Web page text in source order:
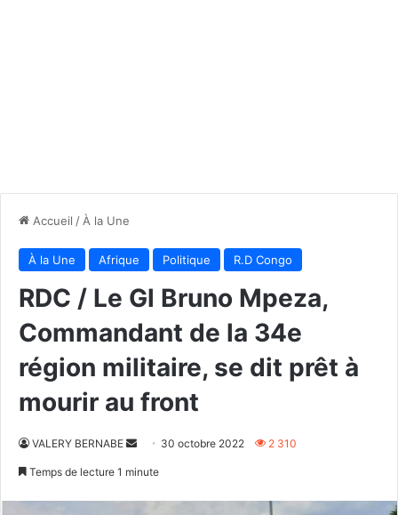
Accueil / À la Une
À la Une Afrique Politique R.D Congo
RDC / Le Gl Bruno Mpeza,
Commandant de la 34e
région militaire, se dit prêt à
mourir au front
VALERY BERNABE
Envoyer30 octobre 2022 2 310
Temps de lecture 1 minute